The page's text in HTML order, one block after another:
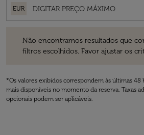
EUR
Não encontramos resultados que
filtros escolhidos. Favor ajustar os
*Os valores exibidos correspondem às últimas 48
mais disponíveis no momento da reserva. Taxas
opcionais podem ser aplicáveis.